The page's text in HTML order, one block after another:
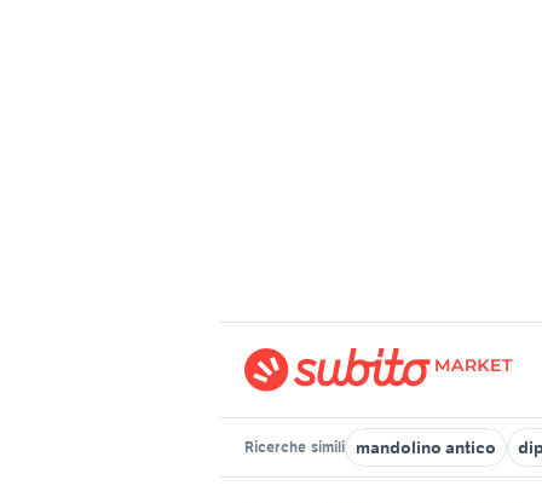
Ricerche simili mandolino antico